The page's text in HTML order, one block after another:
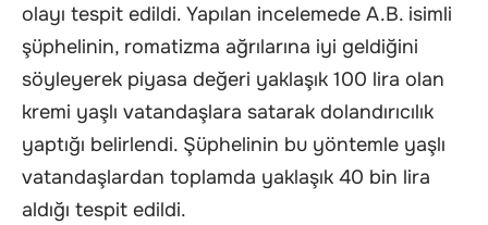
olayı tespit edildi. Yapılan incelemede A.B. isimli
şüphelinin, romatizma ağrılarına iyi geldiğini
söyleyerek piyasa değeri yaklaşık 100 lira olan
kremi yaşlı vatandaşlara satarak dolandırıcılık
yaptığı belirlendi. Şüphelinin bu yöntemle yaşlı
vatandaşlardan toplamda yaklaşık 40 bin lira
aldığı tespit edildi.